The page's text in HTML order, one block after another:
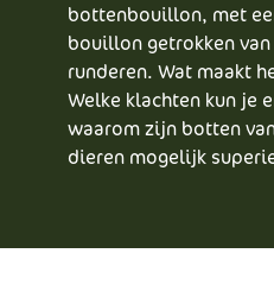
bottenbouillon, met
bouillon getrokken
runderen. Wat maakt
Welke klachten kun je
waarom zijn botten
dieren mogelijk